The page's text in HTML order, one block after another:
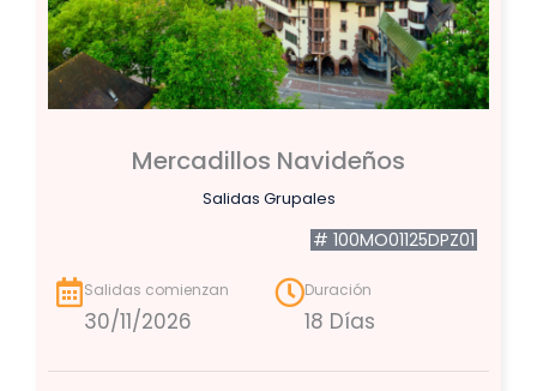
Mercadillos Navideños
Salidas Grupales
# 100MO01125DPZ01
Salidas comienzan
30/11/2026
Duración
18 Días